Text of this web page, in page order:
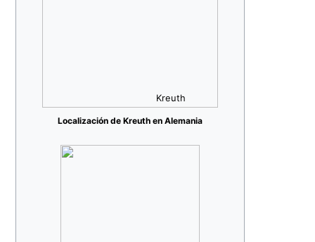
Kreuth
Localización de Kreuth en Alemania